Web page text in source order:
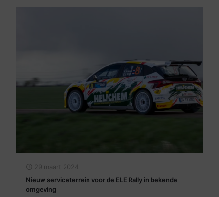
29 maart 2024
Nieuw serviceterrein voor de ELE Rally in bekende
omgeving